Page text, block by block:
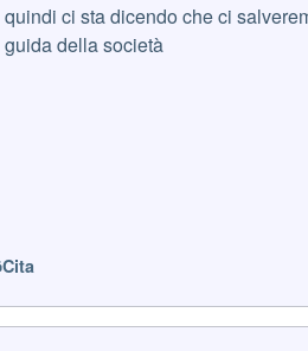
quindi ci sta dicendo che ci
guida della società
Cita